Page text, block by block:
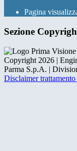
Pagina
Sezione
Copyright 2026 |
Parma S.p.A. |
Disclaimer